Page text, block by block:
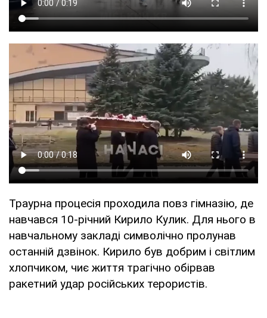
Траурна процесія проходила повз гімназію, де
навчався 10-річний Кирило Кулик. Для нього в
навчальному закладі символічно пролунав
останній дзвінок. Кирило був добрим і світлим
хлопчиком, чиє життя трагічно обірвав
ракетний удар російських терористів.